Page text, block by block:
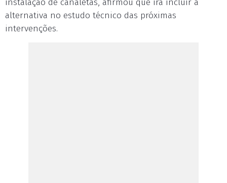
instalação de canaletas, afirmou que irá incluir a
alternativa no estudo técnico das próximas
intervenções.